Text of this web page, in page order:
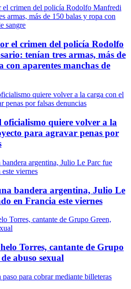
el crimen del policía Rodolfo
tenían tres armas, más de
con aparentes manchas de
oficialismo quiere volver a la
para agravar penas por
bandera argentina, Julio Le
en Francia este viernes
Torres, cantante de Grupo
abuso sexual